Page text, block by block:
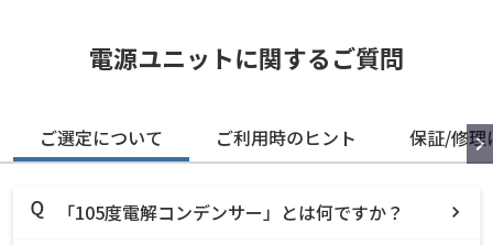
電源ユニットに関するご質問
ご選定について ご利用時のヒント 保証/修理
「105度電解コンデンサー」とは何ですか？